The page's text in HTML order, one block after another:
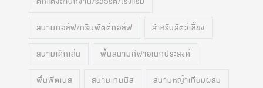
สนามกอล์ฟ/กรีนพัตต์กอล์ฟ สำหรับสัตว์เลี้ยง
สนามเด็กเล่น พื้นสนามกีฬาอเนกประสงค์
พื้นฟิตเนส สนามเทนนิส สนามหญ้าเทียมผสม